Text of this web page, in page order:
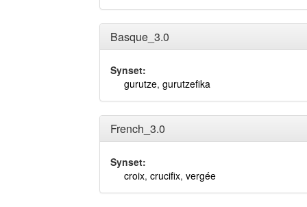
Basque_3.0
Synset:
gurutze, gurutzefika
French_3.0
Synset:
croix, crucifix, vergée